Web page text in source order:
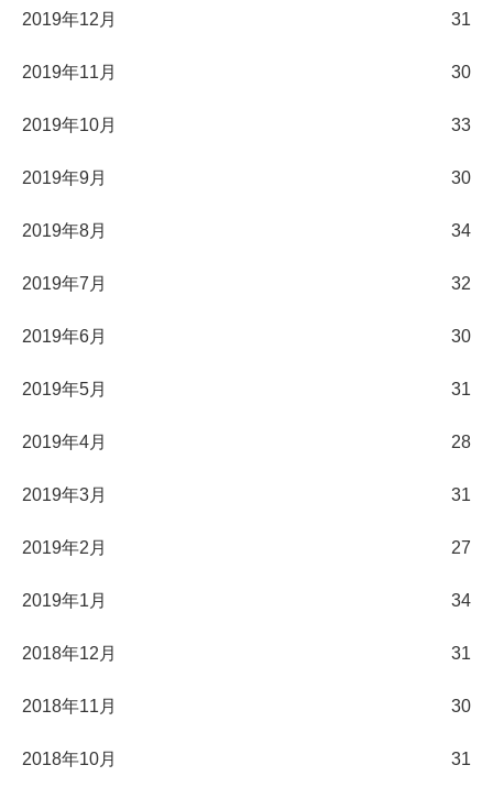
2019年12月 31
2019年11月 30
2019年10月 33
2019年9月 30
2019年8月 34
2019年7月 32
2019年6月 30
2019年5月 31
2019年4月 28
2019年3月 31
2019年2月 27
2019年1月 34
2018年12月 31
2018年11月 30
2018年10月 31